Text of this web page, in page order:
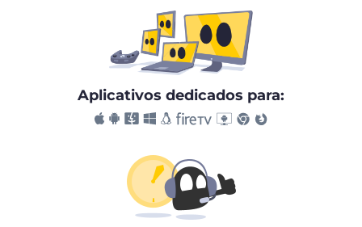
Aplicativos dedicados para: